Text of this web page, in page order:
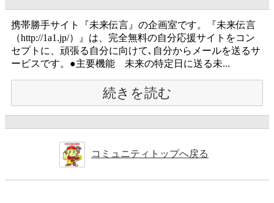
携帯勝手サイト『未来伝言』の企画室です。『未来伝言
（http://1a1.jp/）』は、完全無料の自分応援サイトをコン
セプトに、頑張る自分に向けて､自分からメールを送るサ
ービスです。●主要機能 未来の特定日に送る未...
続きを読む
コミュニティトップへ戻る